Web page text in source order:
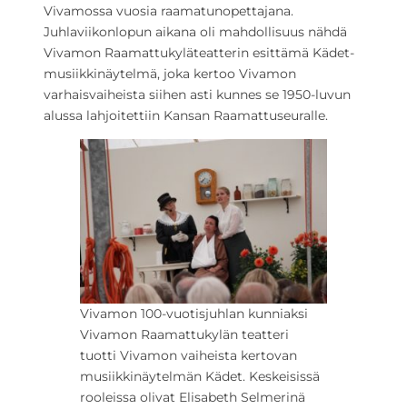
Vivamossa vuosia raamatunopettajana.
Juhlaviikonlopun aikana oli mahdollisuus nähdä
Vivamon Raamattukyläteatterin esittämä Kädet-
musiikkinäytelmä, joka kertoo Vivamon
varhaisvaiheista siihen asti kunnes se 1950-luvun
alussa lahjoitettiin Kansan Raamattuseuralle.
Vivamon 100-vuotisjuhlan kunniaksi
Vivamon Raamattukylän teatteri
tuotti Vivamon vaiheista kertovan
musiikkinäytelmän Kädet. Keskeisissä
rooleissa olivat Elisabeth Selmerinä